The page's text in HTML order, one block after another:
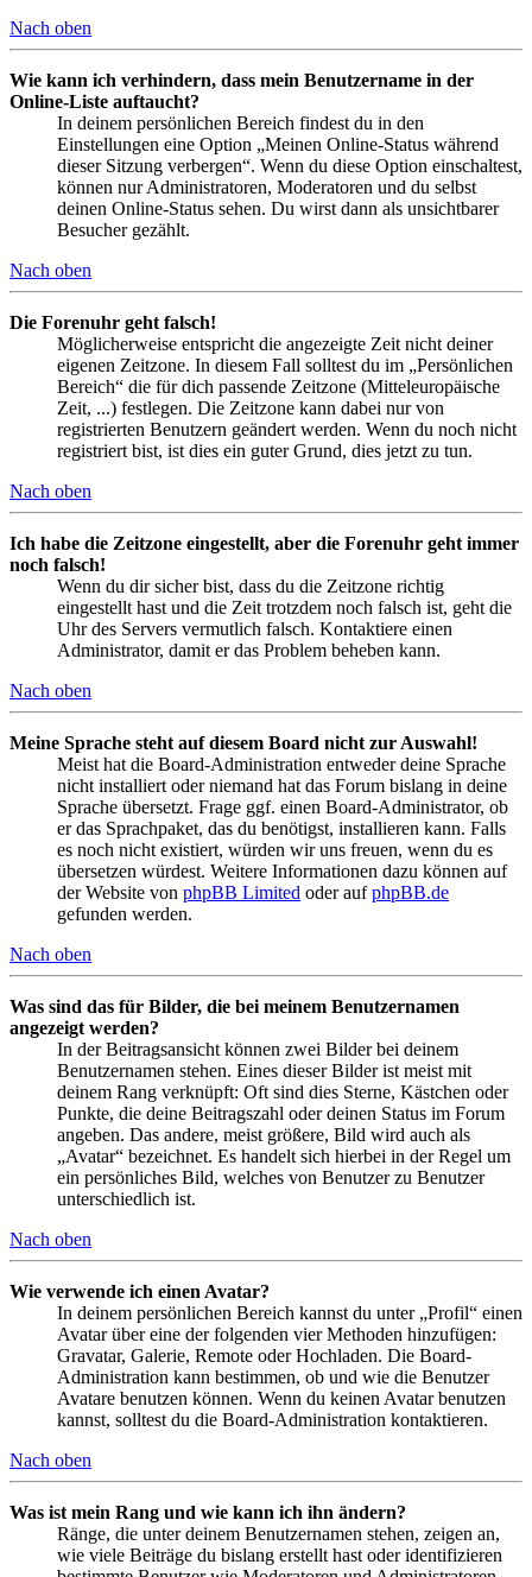
Nach oben
Wie kann ich verhindern, dass mein Benutzername in der
Online-Liste auftaucht?
In deinem persönlichen Bereich findest du in den
Einstellungen eine Option „Meinen Online-Status während
dieser Sitzung verbergen“. Wenn du diese Option einschaltest,
können nur Administratoren, Moderatoren und du selbst
deinen Online-Status sehen. Du wirst dann als unsichtbarer
Besucher gezählt.
Nach oben
Die Forenuhr geht falsch!
Möglicherweise entspricht die angezeigte Zeit nicht deiner
eigenen Zeitzone. In diesem Fall solltest du im „Persönlichen
Bereich“ die für dich passende Zeitzone (Mitteleuropäische
Zeit, ...) festlegen. Die Zeitzone kann dabei nur von
registrierten Benutzern geändert werden. Wenn du noch nicht
registriert bist, ist dies ein guter Grund, dies jetzt zu tun.
Nach oben
Ich habe die Zeitzone eingestellt, aber die Forenuhr geht immer
noch falsch!
Wenn du dir sicher bist, dass du die Zeitzone richtig
eingestellt hast und die Zeit trotzdem noch falsch ist, geht die
Uhr des Servers vermutlich falsch. Kontaktiere einen
Administrator, damit er das Problem beheben kann.
Nach oben
Meine Sprache steht auf diesem Board nicht zur Auswahl!
Meist hat die Board-Administration entweder deine Sprache
nicht installiert oder niemand hat das Forum bislang in deine
Sprache übersetzt. Frage ggf. einen Board-Administrator, ob
er das Sprachpaket, das du benötigst, installieren kann. Falls
es noch nicht existiert, würden wir uns freuen, wenn du es
übersetzen würdest. Weitere Informationen dazu können auf
der Website von phpBB Limited oder aufphpBB.de
gefunden werden.
Nach oben
Was sind das für Bilder, die bei meinem Benutzernamen
angezeigt werden?
In der Beitragsansicht können zwei Bilder bei deinem
Benutzernamen stehen. Eines dieser Bilder ist meist mit
deinem Rang verknüpft: Oft sind dies Sterne, Kästchen oder
Punkte, die deine Beitragszahl oder deinen Status im Forum
angeben. Das andere, meist größere, Bild wird auch als
„Avatar“ bezeichnet. Es handelt sich hierbei in der Regel um
ein persönliches Bild, welches von Benutzer zu Benutzer
unterschiedlich ist.
Nach oben
Wie verwende ich einen Avatar?
In deinem persönlichen Bereich kannst du unter „Profil“ einen
Avatar über eine der folgenden vier Methoden hinzufügen:
Gravatar, Galerie, Remote oder Hochladen. Die Board-
Administration kann bestimmen, ob und wie die Benutzer
Avatare benutzen können. Wenn du keinen Avatar benutzen
kannst, solltest du die Board-Administration kontaktieren.
Nach oben
Was ist mein Rang und wie kann ich ihn ändern?
Ränge, die unter deinem Benutzernamen stehen, zeigen an,
wie viele Beiträge du bislang erstellt hast oder identifizieren